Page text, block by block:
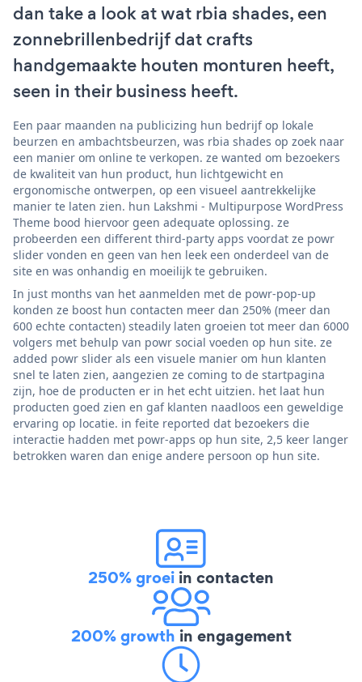
dan take a look at wat rbia shades, een
zonnebrillenbedrijf dat crafts
handgemaakte houten monturen heeft,
seen in their business heeft.
Een paar maanden na publicizing hun bedrijf op lokale
beurzen en ambachtsbeurzen, was rbia shades op zoek naar
een manier om online te verkopen. ze wanted om bezoekers
de kwaliteit van hun product, hun lichtgewicht en
ergonomische ontwerpen, op een visueel aantrekkelijke
manier te laten zien. hun Lakshmi - Multipurpose WordPress
Theme bood hiervoor geen adequate oplossing. ze
probeerden een different third-party apps voordat ze powr
slider vonden en geen van hen leek een onderdeel van de
site en was onhandig en moeilijk te gebruiken.
In just months van het aanmelden met de powr-pop-up
konden ze boost hun contacten meer dan 250% (meer dan
600 echte contacten) steadily laten groeien tot meer dan 6000
volgers met behulp van powr social voeden op hun site. ze
added powr slider als een visuele manier om hun klanten
snel te laten zien, aangezien ze coming to de startpagina
zijn, hoe de producten er in het echt uitzien. het laat hun
producten goed zien en gaf klanten naadloos een geweldige
ervaring op locatie. in feite reported dat bezoekers die
interactie hadden met powr-apps op hun site, 2,5 keer langer
betrokken waren dan enige andere persoon op hun site.
250% groei in contacten
200% growth in engagement